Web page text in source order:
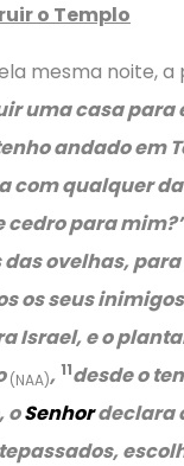
o Templo
mesma noite, a
uma casa para
andado em
qualquer
para mim?’
ovelhas,
os seus
Israel, e o
(NAA), 11desde o
oSenhordeclara